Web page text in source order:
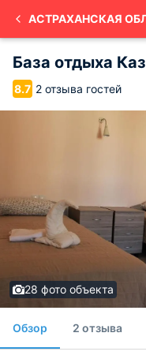
АСТРАХАНСКАЯ
База отдыха
8.7 2 отзыва гостей
28 фото объекта
Обзор 2 отзыва